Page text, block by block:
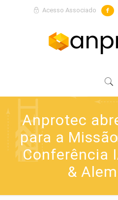
Acesso Associado
Anprotec
para a
Conferência
&